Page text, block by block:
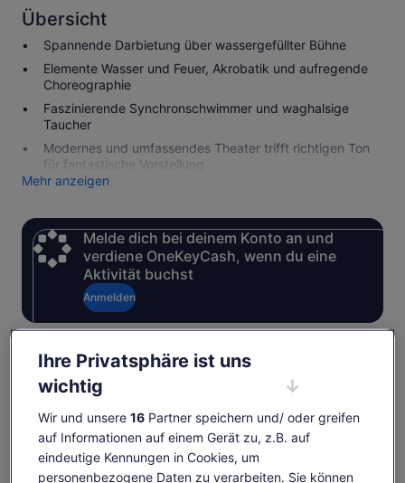
Übersicht
Spannende Darbietung über wassergefüllter Bühne
Elemente Wasser und Feuer, Akrobatik und aufregende
Choreographie
Faszinierende Synchronschwimmer und waghalsige
Taucher
Modernes und umfassendes Theater trifft richtigen Ton
für fantastische Vorstellung
Mehr anzeigen
Melde dich bei deinem Konto an und
verdiene OneKeyCash, wenn du eine
Aktivität buchst
Anmelden
Verfügbarkeit prüfen
Daten
Sa., 8. Aug.–Sa., 22. Aug.
Reisende
Ihre Privatsphäre ist uns
wichtig
Wir und unsere 16Partner speichern und/ oder greifen
auf Informationen auf einem Gerät zu, z.B. auf
eindeutige Kennungen in Cookies, um
personenbezogene Daten zu verarbeiten. Sie können